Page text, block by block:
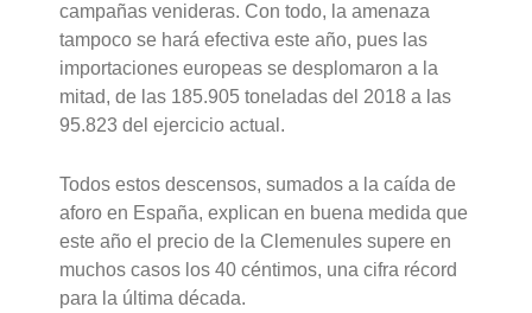
campañas venideras. Con todo, la amenaza
tampoco se hará efectiva este año, pues las
importaciones europeas se desplomaron a la
mitad, de las 185.905 toneladas del 2018 a las
95.823 del ejercicio actual.
Todos estos descensos, sumados a la caída de
aforo en España, explican en buena medida que
este año el precio de la Clemenules supere en
muchos casos los 40 céntimos, una cifra récord
para la última década.